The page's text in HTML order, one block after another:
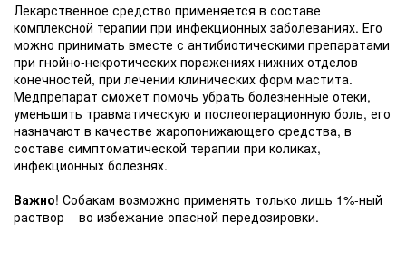
Лекарственное средство применяется в составе
комплексной терапии при инфекционных заболеваниях. Его
можно принимать вместе с антибиотическими препаратами
при гнойно-некротических поражениях нижних отделов
конечностей, при лечении клинических форм мастита.
Медпрепарат сможет помочь убрать болезненные отеки,
уменьшить травматическую и послеоперационную боль, его
назначают в качестве жаропонижающего средства, в
составе симптоматической терапии при коликах,
инфекционных болезнях.
Важно! Собакам возможно применять только лишь 1%-ный
раствор – во избежание опасной передозировки.